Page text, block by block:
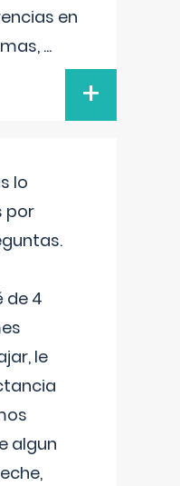
en
...
+
lo
por
de 4
le
algun